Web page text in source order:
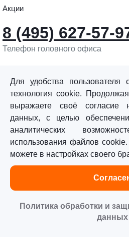
Акции
8 (495) 627-57-
Телефон головного офиса
©«Sturm!» 2011–2026 ®
Все права защищены.
Политика обработки
Для удобства пользователя
технология cookie.
выражаете своё согласие
данных, с целью
аналитических
использования файлов
можете в настройках своего
Политика обработки и
данных